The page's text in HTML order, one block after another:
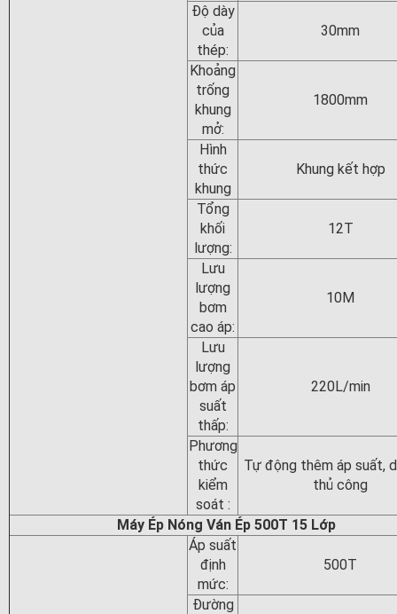
Độ dày
của
thép:
30mm
Khoảng
trống
khung
mở:
1800mm
Hình
thức
khung
Khung kết hợp
Tổng
khối
lượng:
12T
Lưu
lượng
bơm
cao áp:
10M
Lưu
lượng
bơm áp
suất
thấp:
220L/min
Phương
thức
kiểm
soát :
Tự động thêm áp suất,
thủ công
Máy Ép Nóng Ván Ép 500T 15 Lớp
Áp suất
định
mức:
500T
Đường